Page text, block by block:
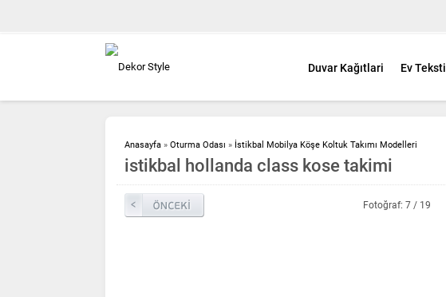
Duvar Kağıtlari Ev Tekstil
Anasayfa » Oturma Odası » İstikbal Mobilya Köşe Koltuk Takımı Modelleri
istikbal hollanda class kose takimi
Fotoğraf: 7 / 19